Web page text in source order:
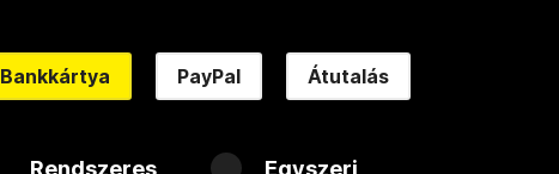
Bankkártya PayPal Átutalás
Rendszeres Egyszeri